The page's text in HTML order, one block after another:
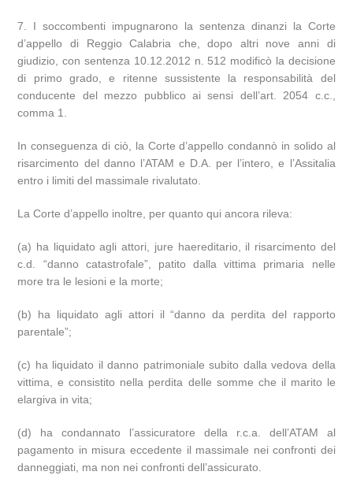
7. I soccombenti impugnarono la sentenza dinanzi la Corte
d’appello di Reggio Calabria che, dopo altri nove anni di
giudizio, con sentenza 10.12.2012 n. 512 modificò la decisione
di primo grado, e ritenne sussistente la responsabilità del
conducente del mezzo pubblico ai sensi dell’art. 2054 c.c.,
comma 1.
In conseguenza di ciò, la Corte d’appello condannò in solido al
risarcimento del danno l’ATAM e D.A. per l’intero, e l’Assitalia
entro i limiti del massimale rivalutato.
La Corte d’appello inoltre, per quanto qui ancora rileva:
(a) ha liquidato agli attori, jure haereditario, il risarcimento del
c.d. “danno catastrofale”, patito dalla vittima primaria nelle
more tra le lesioni e la morte;
(b) ha liquidato agli attori il “danno da perdita del rapporto
parentale”;
(c) ha liquidato il danno patrimoniale subito dalla vedova della
vittima, e consistito nella perdita delle somme che il marito le
elargiva in vita;
(d) ha condannato l’assicuratore della r.c.a. dell’ATAM al
pagamento in misura eccedente il massimale nei confronti dei
danneggiati, ma non nei confronti dell’assicurato.